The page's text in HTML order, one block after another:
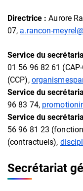
Directrice : Aurore
07, a.rancon-
Service du
01 56 96 82 61
(CCP),
Service du
96 83 74,
Service du
56 96 81 23
(contractuels),
Secrétariat